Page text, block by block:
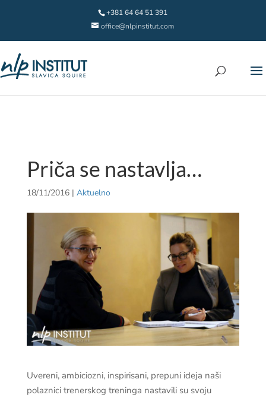
+381 64 64 51 391
office@nlpinstitut.com
Priča se nastavlja…
18/11/2016| Aktuelno
Uvereni, ambiciozni, inspirisani, prepuni ideja naši
polaznici trenerskog treninga nastavili su svoju